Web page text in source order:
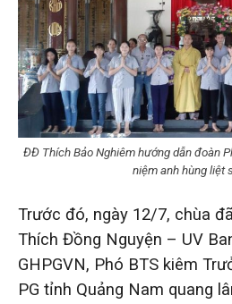
ĐĐ Thích Bảo Nghiêm hướng dẫn đoàn
niệm anh hùng liệt
Trước đó, ngày 12/7, chùa
Thích Đồng Nguyện – UV
GHPGVN, Phó BTS kiêm
PG tỉnh Quảng Nam quang